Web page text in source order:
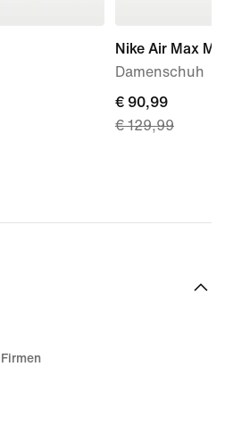
Nike Air Max
Damenschuh
current
price
€ 129,99
€ 90,99
€ 129,99